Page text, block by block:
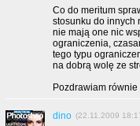
Co do meritum
stosunku do innych
nie mają one nic
ograniczenia,
tego typu
na dobrą wolę ze
Pozdrawiam
dino (22.11.2009